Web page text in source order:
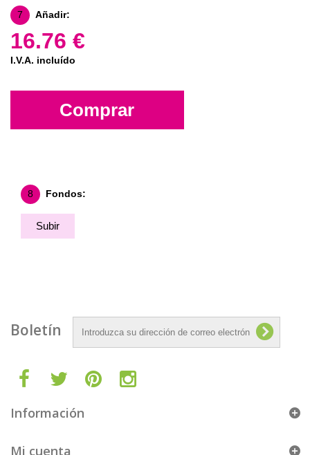
7 Añadir:
16.76 €
I.V.A. incluído
Comprar
8 Fondos:
Subir
Boletín
Información
Mi cuenta